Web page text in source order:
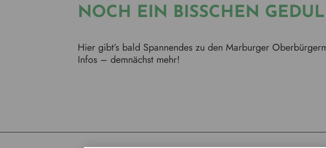
NOCH EIN BISSCHEN
Hier gibt’s bald Spannendes zu den Marburger
Infos – demnächst mehr!